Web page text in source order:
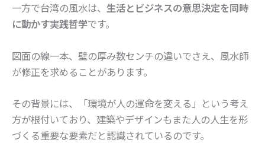
一方で台湾の風水は、 生活とビジネスの意思決定を同時
に動かす実践哲学です。
図面の線一本、壁の厚み数センチの違いでさえ、風水師
が修正を求めることがあります。
その背景には、「環境が人の運命を変える」という考え
方が根付いており、建築やデザインもまた人の人生を形
づくる重要な要素だと認識されているのです。